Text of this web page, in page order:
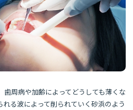
歯周病や加齢によってどうしても薄くな
れる波によって削られていく砂浜のよう